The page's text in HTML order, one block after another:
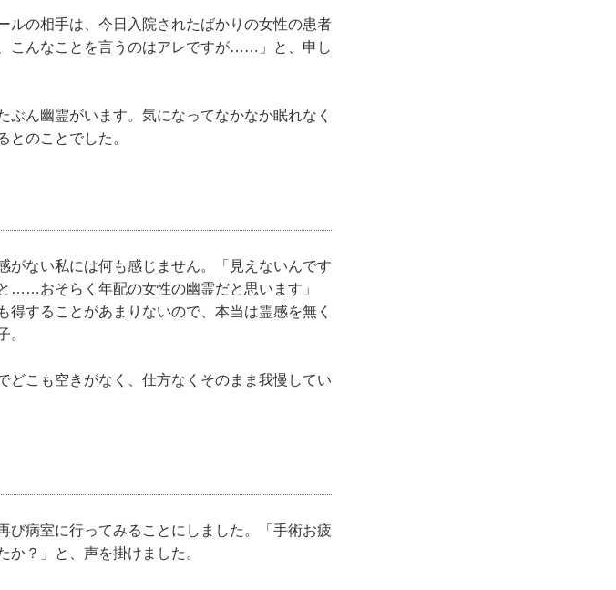
ルの相手は、今日入院されたばかりの女性の患者
こんなことを言うのはアレですが……」と、申し
ん幽霊がいます。気になってなかなか眠れなく
のことでした。
がない私には何も感じません。「見えないんです
……おそらく年配の女性の幽霊だと思います」
することがあまりないので、本当は霊感を無く
。
どこも空きがなく、仕方なくそのまま我慢してい
び病室に行ってみることにしました。「手術お疲
？」と、声を掛けました。